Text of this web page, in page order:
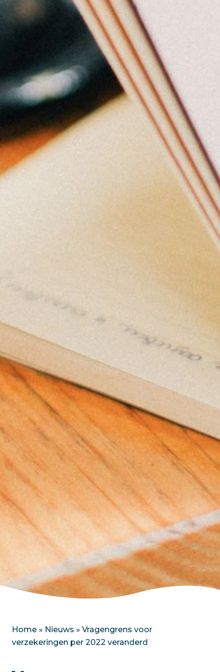
Home » Nieuws » Vragengrens voor
verzekeringen per 2022 veranderd